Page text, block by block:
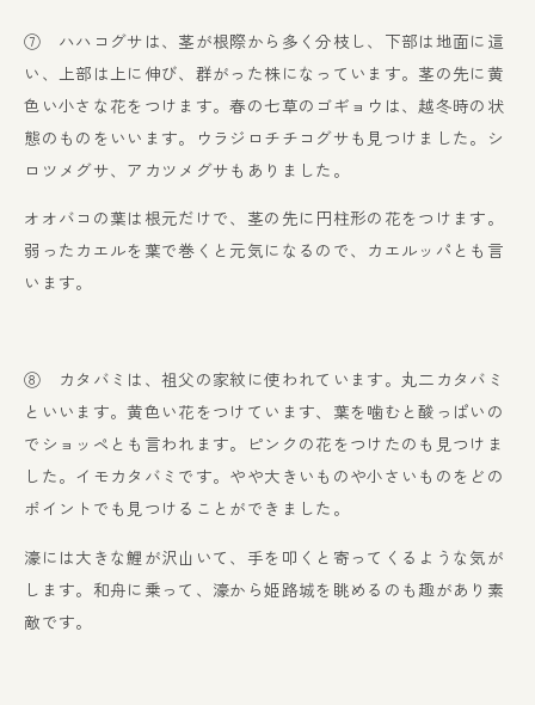
⑦ ハハコグサは、茎が根際から多く分枝し、下部は地面に這
い、上部は上に伸び、群がった株になっています。茎の先に黄
色い小さな花をつけます。春の七草のゴギョウは、越冬時の状
態のものをいいます。ウラジロチチコグサも見つけました。シ
ロツメグサ、アカツメグサもありました。
オオバコの葉は根元だけで、茎の先に円柱形の花をつけます。
弱ったカエルを葉で巻くと元気になるので、カエルッパとも言
います。
⑧ カタバミは、祖父の家紋に使われています。丸二カタバミ
といいます。黄色い花をつけています、葉を噛むと酸っぱいの
でショッペとも言われます。ピンクの花をつけたのも見つけま
した。イモカタバミです。やや大きいものや小さいものをどの
ポイントでも見つけることができました。
濠には大きな鯉が沢山いて、手を叩くと寄ってくるような気が
します。和舟に乗って、濠から姫路城を眺めるのも趣があり素
敵です。